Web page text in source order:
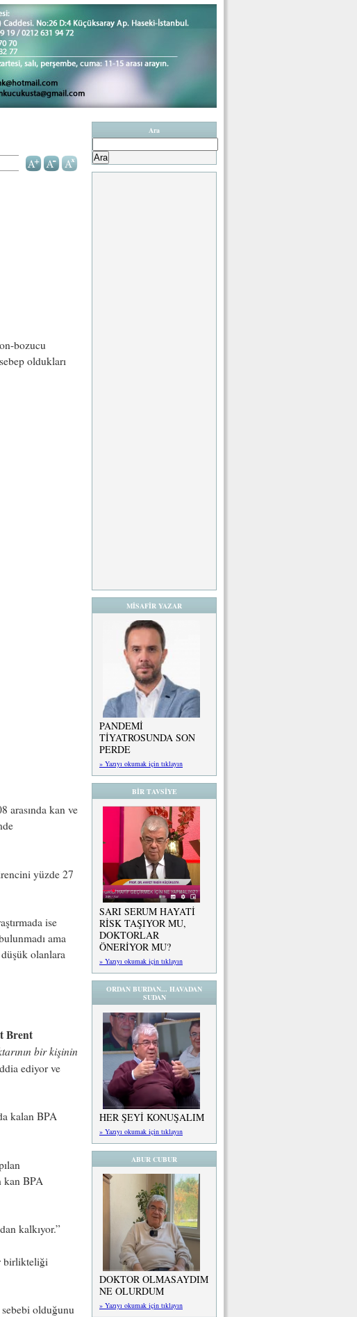
bozucu
oldukları
arasında kan ve
yüzde 27
ise
ama
olanlara
Brent
bir kişinin
ediyor ve
kalan BPA
kan BPA
kalkıyor.”
birlikteliği
olduğunu
Ara
MİSAFİR YAZAR
PANDEMİ
TİYATROSUNDA SON
PERDE
» Yazıyı okumak için tıklayın
BİR TAVSİYE
SARI SERUM HAYATİ
RİSK TAŞIYOR MU,
DOKTORLAR
ÖNERİYOR MU?
» Yazıyı okumak için tıklayın
ORDAN BURDAN... HAVADAN
SUDAN
HER ŞEYİ KONUŞALIM
» Yazıyı okumak için tıklayın
ABUR CUBUR
DOKTOR OLMASAYDIM
NE OLURDUM
» Yazıyı okumak için tıklayın